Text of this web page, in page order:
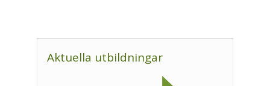
Aktuella utbildningar